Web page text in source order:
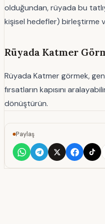
olduğundan, rüyada bu
kişisel hedefler) birleştirme
Rüyada Katmer
Rüyada Katmer görmek,
fırsatların kapısını
dönüştürün.
Paylaş